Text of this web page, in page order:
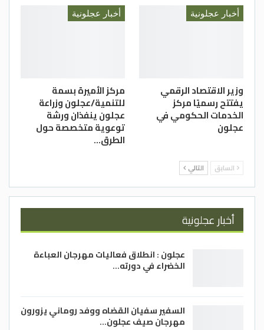
أخبار عجلونية
وزير الاقتصاد الرقمي
يفتتح رسميًا مركز
الخدمات الحكومي في
عجلون
أخبار عجلونية
مركز الأميرة بسمة
للتنمية/عجلون وزراعة
عجلون ينفذان ورشة
توعوية متخصصة حول
الطرق…
السابق التالي
أخبار عجلونية
عجلون : انطلاق فعاليات مهرجان العباءة
الخضراء في دورته…
السفير سفيان القضاه ووفد روماني يزورون
مهرجان صيف عجلون…